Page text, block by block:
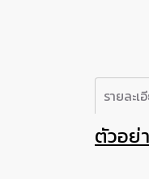
รายละ
ตัวอย่